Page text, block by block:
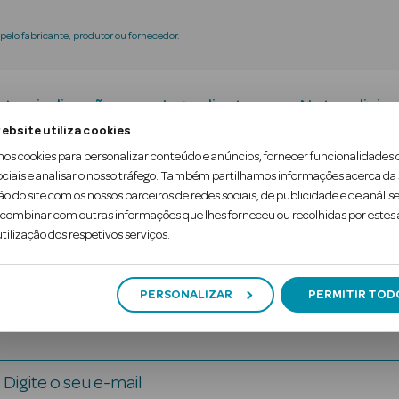
utiliza cookies
cookies para personalizar conteúdo e anúncios, fornecer funcionalidades
e analisar o nosso tráfego. Também partilhamos informações acerca da
do site com os nossos parceiros de redes sociais, de publicidade e de
com outras informações que lhes forneceu ou recolhidas por estes
dos respetivos serviços.
PERSONALIZAR PERMITIR
fabricante, produtor ou fornecedor.
indicações Ingredientes Nota
para bebês a partir dos 4 meses de
Digite o seu e-mail